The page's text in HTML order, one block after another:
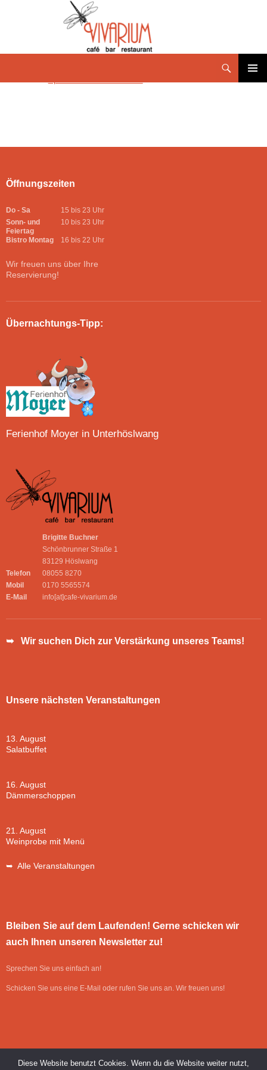
Öffnungszeiten
Do - Sa
15 bis 23 Uhr
Sonn- und
Feiertag
10 bis 23 Uhr
Bistro Montag 16 bis 22 Uhr
Wir freuen uns über Ihre
Reservierung!
Übernachtungs-Tipp:
Ferienhof Moyer in Unterhöslwang
Brigitte Buchner
Schönbrunner Straße 1
83129 Höslwang
Telefon
08055 8270
Mobil
0170 5565574
E-Mail
info[at]cafe-vivarium.de
➥ Wir suchen Dich zur Verstärkung unseres Teams!
Unsere nächsten Veranstaltungen
13. August
Salatbuffet
16. August
Dämmerschoppen
21. August
Weinprobe mit Menü
➥ Alle Veranstaltungen
Bleiben Sie auf dem Laufenden! Gerne schicken wir
auch Ihnen unseren Newsletter zu!
Sprechen Sie uns einfach an!
Schicken Sie uns eine E-Mail oder rufen Sie uns an. Wir freuen uns!
Diese Website benutzt Cookies. Wenn du die Website weiter nutzt,